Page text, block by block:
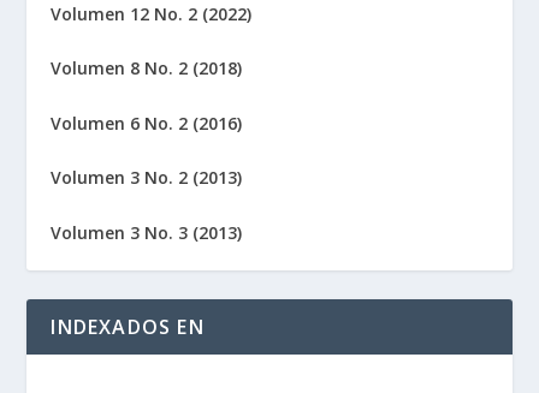
Volumen 12 No. 2 (2022)
Volumen 8 No. 2 (2018)
Volumen 6 No. 2 (2016)
Volumen 3 No. 2 (2013)
Volumen 3 No. 3 (2013)
INDEXADOS EN